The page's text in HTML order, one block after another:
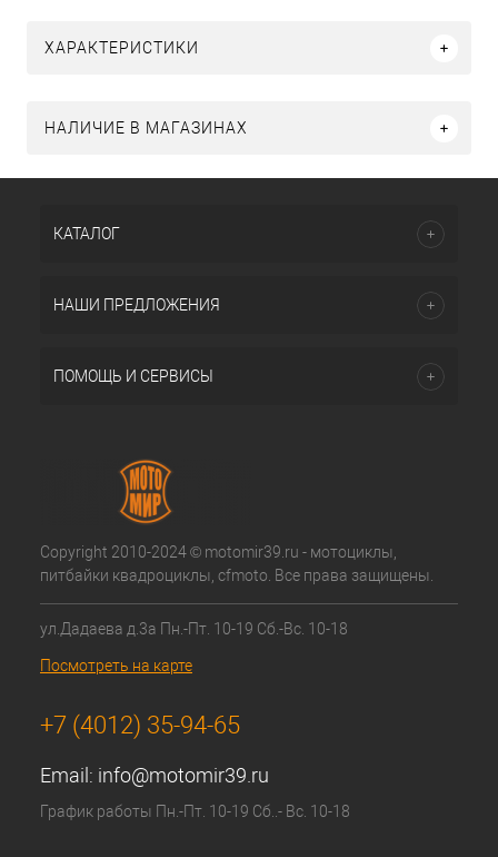
ХАРАКТЕРИСТИКИ
НАЛИЧИЕ В МАГАЗИНАХ
КАТАЛОГ
НАШИ ПРЕДЛОЖЕНИЯ
ПОМОЩЬ И СЕРВИСЫ
Copyright 2010-2024 © motomir39.ru - мотоциклы,
питбайки квадроциклы, cfmoto. Все права защищены.
ул.Дадаева д.3а Пн.-Пт. 10-19 Сб.-Вс. 10-18
Посмотреть на карте
+7 (4012) 35-94-65
Email: info@motomir39.ru
График работы Пн.-Пт. 10-19 Сб..- Вс. 10-18